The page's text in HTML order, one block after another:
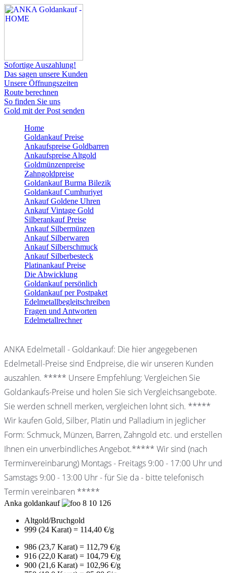
Sofortige Auszahlung!
Das sagen unsere Kunden
Unsere Öffnungszeiten
Route berechnen
So finden Sie uns
Gold mit der Post senden
Home
Goldankauf Preise
Ankaufspreise Goldbarren
Ankaufspreise Altgold
Goldmünzenpreise
Zahngoldpreise
Goldankauf Burma Bilezik
Goldankauf Cumhuriyet
Ankauf Goldene Uhren
Ankauf Vintage Gold
Silberankauf Preise
Ankauf Silbermünzen
Ankauf Silberwaren
Ankauf Silberschmuck
Ankauf Silberbesteck
Platinankauf Preise
Die Abwicklung
Goldankauf persönlich
Goldankauf per Postpaket
Edelmetallbegleitschreiben
Fragen und Antworten
Edelmetallrechner
ANKA Edelmetall - Goldankauf: Die hier angegebenen
Edelmetall-Preise sind Endpreise, die wir unseren Kunden
auszahlen. ***** Unsere Empfehlung: Vergleichen Sie
Goldankaufs-Preise und holen Sie sich Vergleichsangebote.
Sie werden schnell merken, vergleichen lohnt sich. *****
Wir kaufen Gold, Silber, Platin und Palladium in jeglicher
Form: Schmuck, Münzen, Barren, Zahngold etc. und erstellen
Ihnen ein unverbindliches Angebot.***** Wir sind (nach
Terminvereinbarung) Montags - Freitags 9:00 - 17:00 Uhr und
Samstags 9:00 - 13:00 Uhr - für Sie da - bitte telefonisch
Termin vereinbaren *****
Anka goldankauf 8 10 126
Altgold/Bruchgold
999 (24 Karat) = 114,40 €/g
986 (23,7 Karat) = 112,79 €/g
916 (22,0 Karat) = 104,79 €/g
900 (21,6 Karat) = 102,96 €/g